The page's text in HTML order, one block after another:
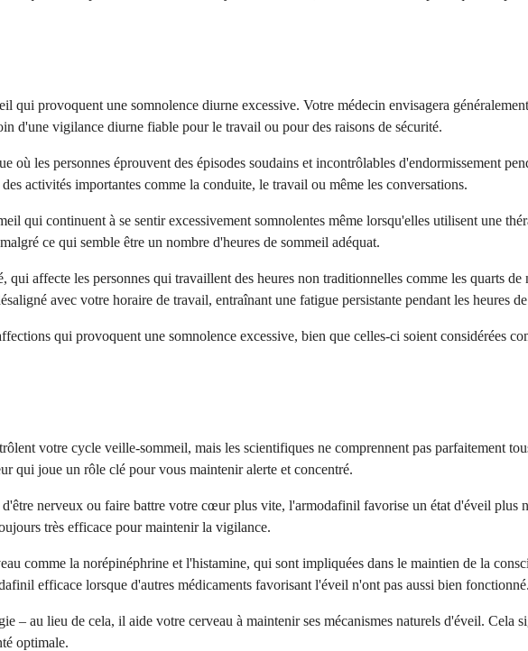
provoquent une somnolence diurne excessive. Votre médecin envisagera
d'une vigilance diurne fiable pour le travail ou pour des raisons de sécurité.
les personnes éprouvent des épisodes soudains et incontrôlables d'endormissement
activités importantes comme la conduite, le travail ou même les conversations.
qui continuent à se sentir excessivement somnolentes même lorsqu'elles utilisent une
ce qui semble être un nombre d'heures de sommeil adéquat.
affecte les personnes qui travaillent des heures non traditionnelles comme les quarts
avec votre horaire de travail, entraînant une fatigue persistante pendant les heures
qui provoquent une somnolence excessive, bien que celles-ci soient considérées
votre cycle veille-sommeil, mais les scientifiques ne comprennent pas parfaitement
qui joue un rôle clé pour vous maintenir alerte et concentré.
nerveux ou faire battre votre cœur plus vite, l'armodafinil favorise un état d'éveil plus
très efficace pour maintenir la vigilance.
comme la norépinéphrine et l'histamine, qui sont impliquées dans le maintien de la
efficace lorsque d'autres médicaments favorisant l'éveil n'ont pas aussi bien fonctionné.
– au lieu de cela, il aide votre cerveau à maintenir ses mécanismes naturels d'éveil. Cela
optimale.